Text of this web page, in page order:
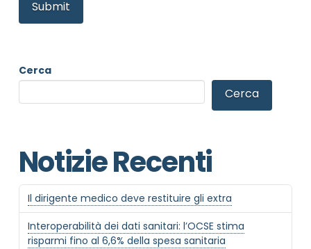
Cerca
Cerca
Notizie Recenti
Il dirigente medico deve restituire gli extra
Interoperabilità dei dati sanitari: l’OCSE stima
risparmi fino al 6,6% della spesa sanitaria